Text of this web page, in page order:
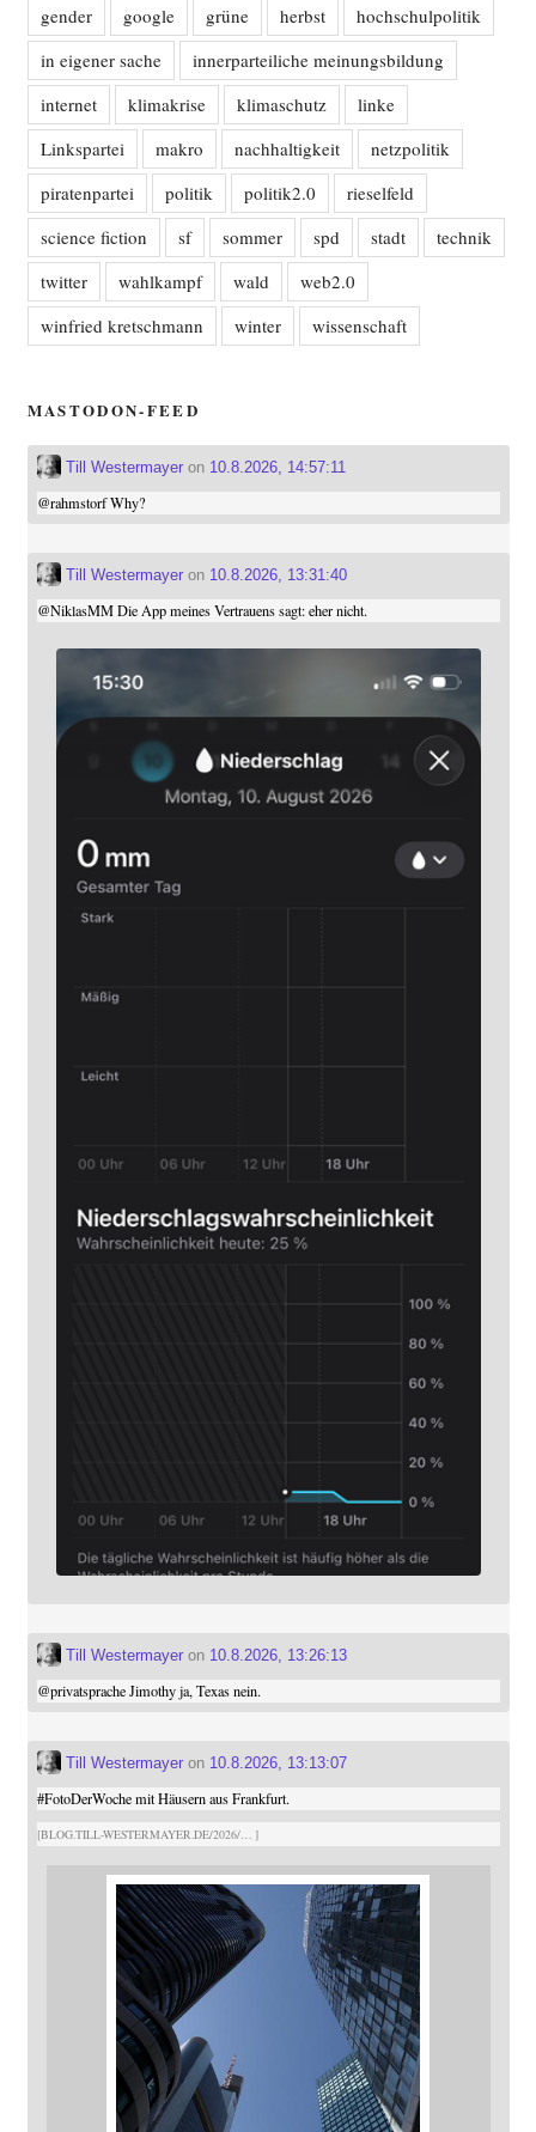
gender
google grüne herbst
hochschulpolitik
in eigener sache
innerparteiliche meinungsbildung
internet
klimakrise klimaschutz
linke
Linkspartei
makro nachhaltigkeit
netzpolitik
piratenpartei
politik politik2.0
rieselfeld
science fiction
sf sommer spd stadt
technik
twitter
wahlkampf wald
web2.0
winfried kretschmann
winter wissenschaft
MASTODON-FEED
Till Westermayeron 10.8.2026, 14:57:11
@rahmstorfWhy?
Till Westermayeron 10.8.2026, 13:31:40
@NiklasMMDie App meines Vertrauens sagt: eher nicht.
Till Westermayeron 10.8.2026, 13:26:13
@privatspracheJimothy ja, Texas nein.
Till Westermayeron 10.8.2026, 13:13:07
#FotoDerWochemit Häusern aus Frankfurt.
BLOG.TILL-WESTERMAYER.DE/2026/